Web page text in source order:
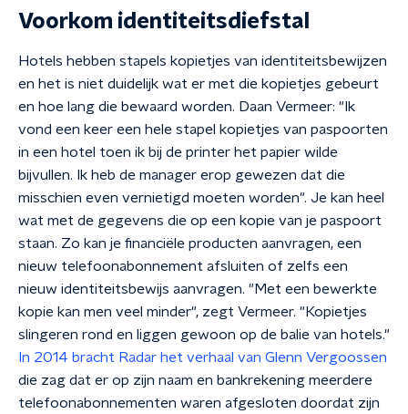
Voorkom identiteitsdiefstal
Hotels hebben stapels kopietjes van identiteitsbewijzen
en het is niet duidelijk wat er met die kopietjes gebeurt
en hoe lang die bewaard worden. Daan Vermeer: "Ik
vond een keer een hele stapel kopietjes van paspoorten
in een hotel toen ik bij de printer het papier wilde
bijvullen. Ik heb de manager erop gewezen dat die
misschien even vernietigd moeten worden". Je kan heel
wat met de gegevens die op een kopie van je paspoort
staan. Zo kan je financiële producten aanvragen, een
nieuw telefoonabonnement afsluiten of zelfs een
nieuw identiteitsbewijs aanvragen. "Met een bewerkte
kopie kan men veel minder", zegt Vermeer. "Kopietjes
slingeren rond en liggen gewoon op de balie van hotels."
In 2014 bracht Radar het verhaal van Glenn Vergoossen
die zag dat er op zijn naam en bankrekening meerdere
telefoonabonnementen waren afgesloten doordat zijn